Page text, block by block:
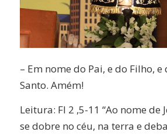
– Em nome do Pai, e do Filho,
Santo. Amém!
Leitura: Fl 2 ,5-11 “Ao nome de
se dobre no céu, na terra e